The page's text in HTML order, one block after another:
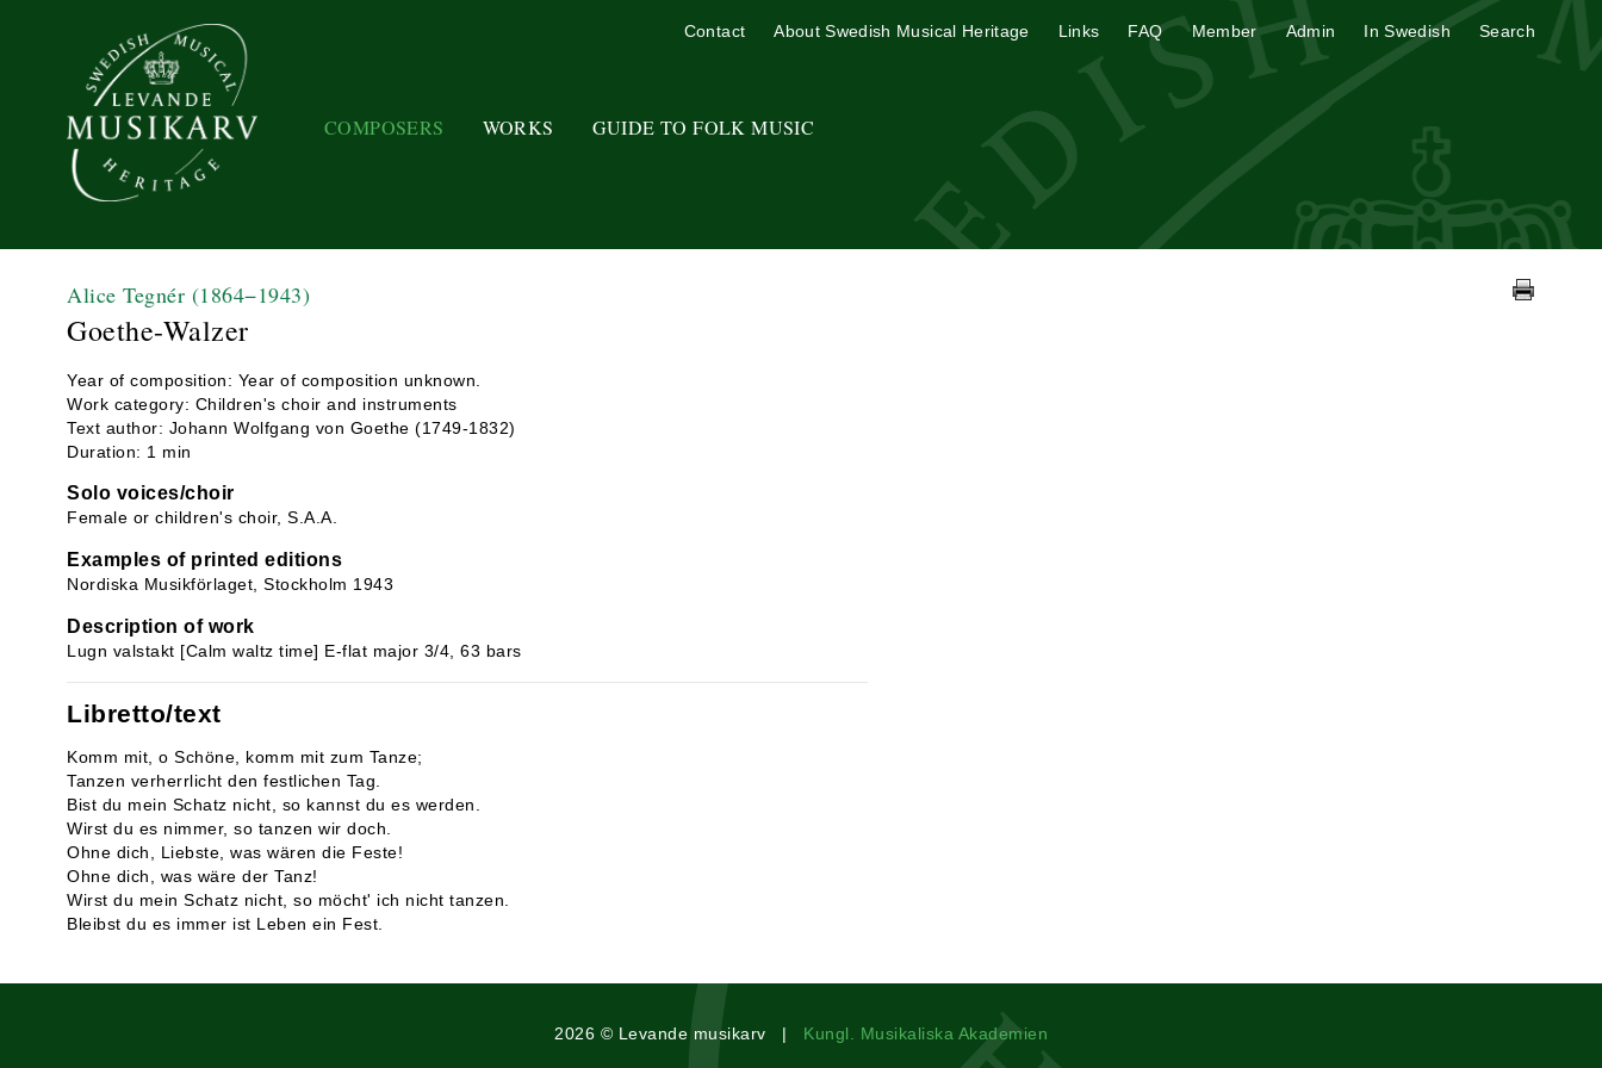
COMPOSERS WORKS GUIDE TO FOLK MUSIC
Contact About Swedish Musical Heritage Links FAQ Member Admin In Swedish Search
Alice Tegnér (1864−1943)
Goethe-Walzer
Year of composition: Year of composition unknown.
Work category: Children's choir and instruments
Text author: Johann Wolfgang von Goethe (1749-1832)
Duration: 1 min
Solo voices/choir
Female or children's choir, S.A.A.
Examples of printed editions
Nordiska Musikförlaget, Stockholm 1943
Description of work
Lugn valstakt [Calm waltz time] E-flat major 3/4, 63 bars
Libretto/text
Komm mit, o Schöne, komm mit zum Tanze;
Tanzen verherrlicht den festlichen Tag.
Bist du mein Schatz nicht, so kannst du es werden.
Wirst du es nimmer, so tanzen wir doch.
Ohne dich, Liebste, was wären die Feste!
Ohne dich, was wäre der Tanz!
Wirst du mein Schatz nicht, so möcht' ich nicht tanzen.
Bleibst du es immer ist Leben ein Fest.
2026 © Levande musikarv | Kungl. Musikaliska Akademien